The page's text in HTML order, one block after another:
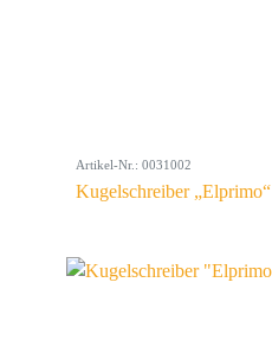
Artikel-Nr.: 0031002
Kugelschreiber „Elprimo“